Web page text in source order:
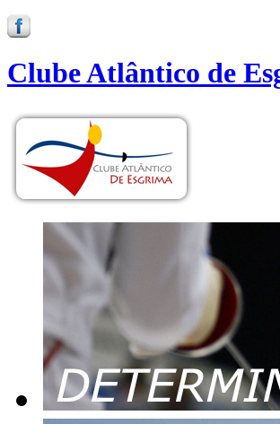
Clube Atlântico de